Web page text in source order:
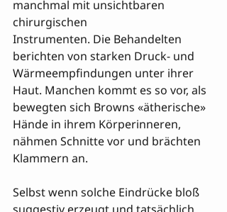
manchmal mit unsichtbaren
chirurgischen
Instrumenten. Die Behandelten
berichten von starken Druck- und
Wärmeempfindungen unter ihrer
Haut. Manchen kommt es so vor, als
bewegten sich Browns «ätherische»
Hände in ihrem Körperinneren,
nähmen Schnitte vor und brächten
Klammern an.
Selbst wenn solche Eindrücke bloß